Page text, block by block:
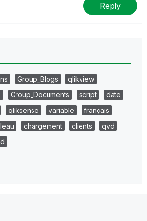
Reply
Group_Blogs
qlikview
Group_Documents script
date
qliksense variable
français
chargement clients
qvd